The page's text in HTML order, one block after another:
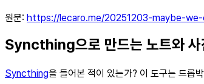
원문: https://lecaro.me/20251203-maybe-
Syncthing으로 만드는 노트와 사
Syncthing을 들어본 적이 있는가? 이 도구는 드롭